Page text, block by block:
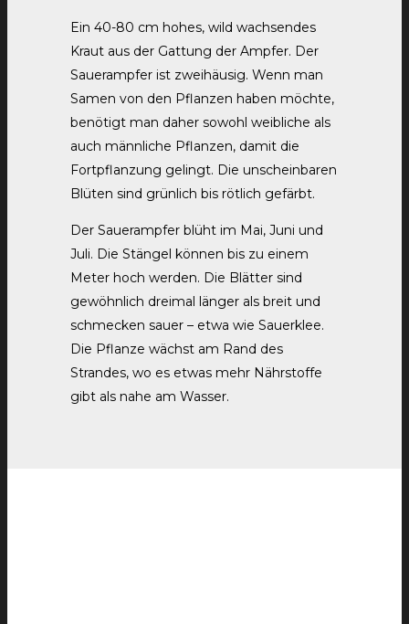
Ein 40-80 cm hohes, wild wachsendes
Kraut aus der Gattung der Ampfer. Der
Sauerampfer ist zweihäusig. Wenn man
Samen von den Pflanzen haben möchte,
benötigt man daher sowohl weibliche als
auch männliche Pflanzen, damit die
Fortpflanzung gelingt. Die unscheinbaren
Blüten sind grünlich bis rötlich gefärbt.
Der Sauerampfer blüht im Mai, Juni und
Juli. Die Stängel können bis zu einem
Meter hoch werden. Die Blätter sind
gewöhnlich dreimal länger als breit und
schmecken sauer – etwa wie Sauerklee.
Die Pflanze wächst am Rand des
Strandes, wo es etwas mehr Nährstoffe
gibt als nahe am Wasser.